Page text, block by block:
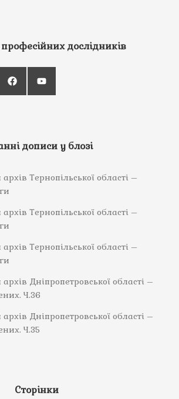
дослідників
дописи у блозі
Тернопільської області –
Тернопільської області –
Тернопільської області –
Дніпропетровської області –
Ч.36
Дніпропетровської області –
Ч.35
Сторінки